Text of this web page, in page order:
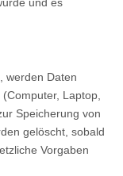
und es
werden Daten
Laptop,
Speicherung von
gelöscht, sobald
Vorgaben